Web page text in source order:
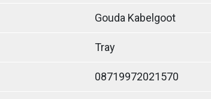
Gouda Kabelgoot
Tray
08719972021570